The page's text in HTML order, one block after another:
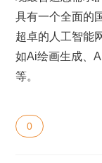
具有一个全面的
超卓的人工智能
如Ai绘画生成、
等。
0